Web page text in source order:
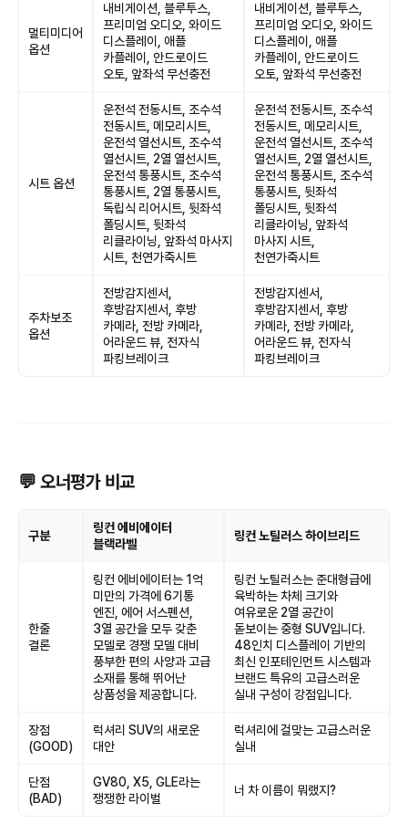
멀티미디어
옵션
내비게이션, 블루투스,
프리미엄 오디오, 와이드
디스플레이, 애플
카플레이, 안드로이드
오토, 앞좌석 무선충전
내비게이션, 블루투스,
프리미엄 오디오, 와이드
디스플레이, 애플
카플레이, 안드로이드
오토, 앞좌석 무선충전
시트 옵션
운전석 전동시트, 조수석
전동시트, 메모리시트,
운전석 열선시트, 조수석
열선시트, 2열 열선시트,
운전석 통풍시트, 조수석
통풍시트, 2열 통풍시트,
독립식 리어시트, 뒷좌석
폴딩시트, 뒷좌석
리클라이닝, 앞좌석 마사지
시트, 천연가죽시트
운전석 전동시트, 조수석
전동시트, 메모리시트,
운전석 열선시트, 조수석
열선시트, 2열 열선시트,
운전석 통풍시트, 조수석
통풍시트, 뒷좌석
폴딩시트, 뒷좌석
리클라이닝, 앞좌석
마사지 시트,
천연가죽시트
주차보조
옵션
전방감지센서,
후방감지센서, 후방
카메라, 전방 카메라,
어라운드 뷰, 전자식
파킹브레이크
전방감지센서,
후방감지센서, 후방
카메라, 전방 카메라,
어라운드 뷰, 전자식
파킹브레이크
💬 오너평가 비교
구분
링컨 에비에이터
블랙라벨
링컨 노틸러스 하이브리드
한줄
결론
링컨 에비에이터는 1억
미만의 가격에 6기통
엔진, 에어 서스펜션,
3열 공간을 모두 갖춘
모델로 경쟁 모델 대비
풍부한 편의 사양과 고급
소재를 통해 뛰어난
상품성을 제공합니다.
링컨 노틸러스는 준대형급에
육박하는 차체 크기와
여유로운 2열 공간이
돋보이는 중형 SUV입니다.
48인치 디스플레이 기반의
최신 인포테인먼트 시스템과
브랜드 특유의 고급스러운
실내 구성이 강점입니다.
장점
(GOOD)
럭셔리 SUV의 새로운
대안
럭셔리에 걸맞는 고급스러운
실내
단점
(BAD)
GV80, X5, GLE라는
쟁쟁한 라이벌
너 차 이름이 뭐랬지?